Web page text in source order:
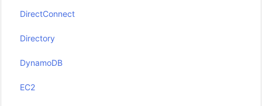
DirectConnect
Directory
DynamoDB
EC2